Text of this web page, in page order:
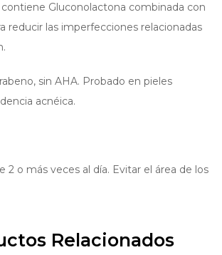
Gluconolactona combinada con
reducir las imperfecciones relacionadas
sin AHA. Probado en pieles
acnéica.
2 o más veces al día. Evitar el área de los
Relacionados